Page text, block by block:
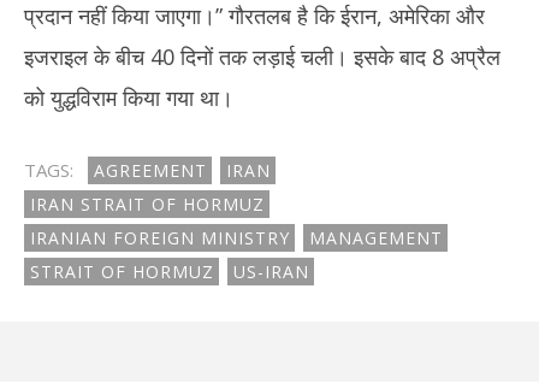
प्रदान नहीं किया जाएगा।” गौरतलब है कि ईरान, अमेरिका और
इजराइल के बीच 40 दिनों तक लड़ाई चली। इसके बाद 8 अप्रैल
को युद्धविराम किया गया था।
TAGS: AGREEMENT
IRAN
IRAN STRAIT OF HORMUZ
IRANIAN FOREIGN MINISTRY
MANAGEMENT
STRAIT OF HORMUZ
US-IRAN